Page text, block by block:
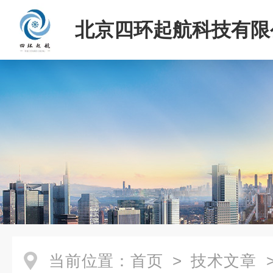
北京四环起航科技有
当前位置： 首页 > 技术文章